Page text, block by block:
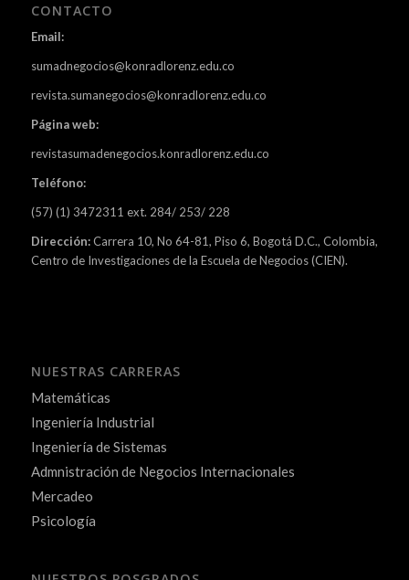
CONTACTO
Email:
sumadnegocios@konradlorenz.edu.co
revista.sumanegocios@konradlorenz.edu.co
Página web:
revistasumadenegocios.konradlorenz.edu.co
Teléfono:
(57) (1) 3472311 ext. 284/ 253/ 228
Dirección:Carrera 10, No 64-81, Piso 6, Bogotá D.C., Colombia,
Centro de Investigaciones de la Escuela de Negocios (CIEN).
NUESTRAS CARRERAS
Matemáticas
Ingeniería Industrial
Ingeniería de Sistemas
Admnistración de Negocios Internacionales
Mercadeo
Psicología